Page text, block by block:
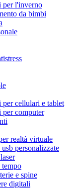
per l'inverno
da bimbi
per cellulari e tablet
per computer
realtà virtuale
personalizzate
e spine
digitali